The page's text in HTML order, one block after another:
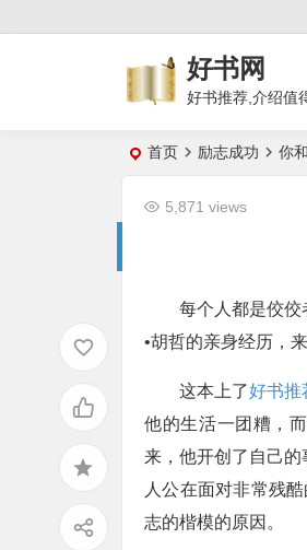
好书网
好书推荐,介绍值
首页 励志成功 你
5,871 views
每个人都是佼
•胡哲的亲身经历，
这本上了好书推
他的生活一团糟，
来，他开创了自己
人公在面对非常残
志的楷模的原因。